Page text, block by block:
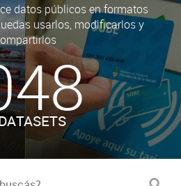
datos públicos en formatos
usarlos, modificarlos y